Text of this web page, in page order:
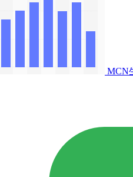
MCN